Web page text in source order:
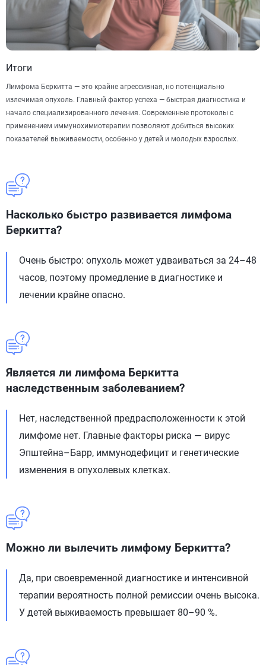
Итоги
Лимфома Беркитта — это крайне агрессивная, но потенциально
излечимая опухоль. Главный фактор успеха — быстрая диагностика и
начало специализированного лечения. Современные протоколы с
применением иммунохимиотерапии позволяют добиться высоких
показателей выживаемости, особенно у детей и молодых взрослых.
Насколько быстро развивается лимфома
Беркитта?
Очень быстро: опухоль может удваиваться за 24–48
часов, поэтому промедление в диагностике и
лечении крайне опасно.
Является ли лимфома Беркитта
наследственным заболеванием?
Нет, наследственной предрасположенности к этой
лимфоме нет. Главные факторы риска — вирус
Эпштейна–Барр, иммунодефицит и генетические
изменения в опухолевых клетках.
Можно ли вылечить лимфому Беркитта?
Да, при своевременной диагностике и интенсивной
терапии вероятность полной ремиссии очень высока.
У детей выживаемость превышает 80–90 %.